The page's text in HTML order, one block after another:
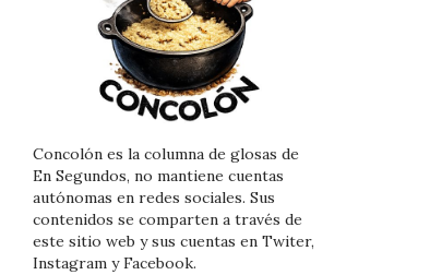
Concolón es la columna de glosas de
En Segundos, no mantiene cuentas
autónomas en redes sociales. Sus
contenidos se comparten a través de
este sitio web y sus cuentas en Twiter,
Instagram y Facebook.